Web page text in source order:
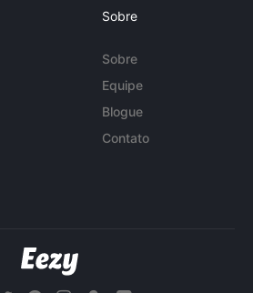
Sobre
Sobre
Equipe
Blogue
Contato